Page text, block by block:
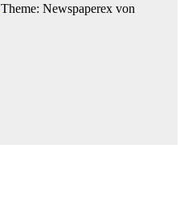
Theme: Newspaperex von